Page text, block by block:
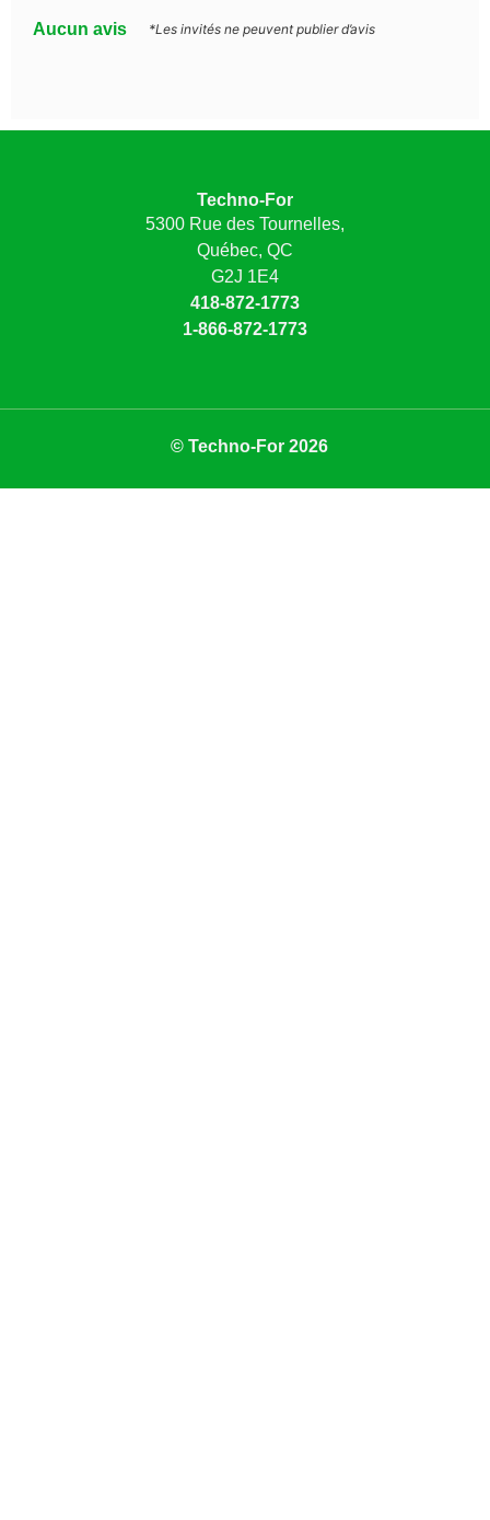
Aucun avis *Les invités ne peuvent publier d’avis
Techno-For
5300 Rue des Tournelles,
Québec, QC
G2J 1E4
418-872-1773
1-866-872-1773
© Techno-For 2026